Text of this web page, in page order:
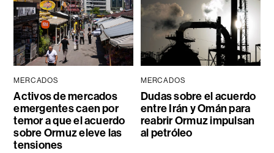
MERCADOS
Activos de mercados
emergentes caen por
temor a que el acuerdo
sobre Ormuz eleve las
tensiones
MERCADOS
Dudas sobre el acuerdo
entre Irán y Omán para
reabrir Ormuz impulsan
al petróleo